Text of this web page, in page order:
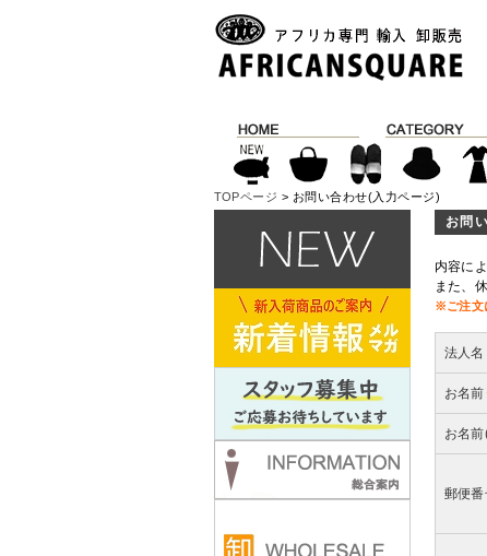
TOPページ > お問い合わせ(入力ページ)
お問
内容に
また、
※ご注文
法人名
お名前
お名
郵便番